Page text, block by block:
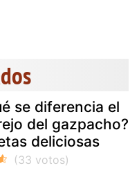
se diferencia el
del gazpacho?
deliciosas